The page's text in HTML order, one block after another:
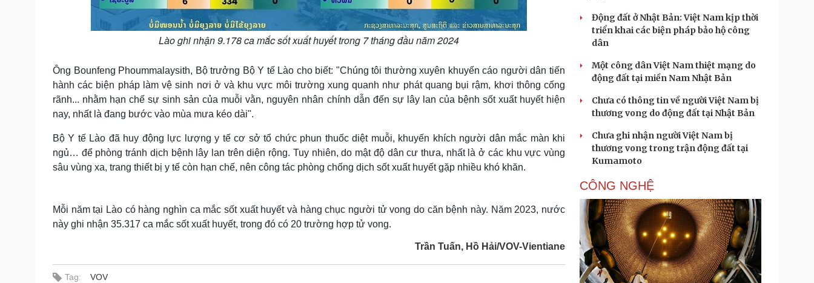
Lào ghi nhận 9.178 ca mắc sốt xuất huyết trong 7 tháng đầu năm 2024
Ông Bounfeng Phoummalaysith, Bộ trưởng Bộ Y tế Lào cho biết: "Chúng tôi thường xuyên khuyến cáo người dân tiến
hành các biện pháp làm vệ sinh nơi ở và khu vực môi trường xung quanh như phát quang bụi rậm, khơi thông cống
rãnh... nhằm hạn chế sự sinh sản của muỗi vằn, nguyên nhân chính dẫn đến sự lây lan của bệnh sốt xuất huyết hiện
nay, nhất là đang bước vào mùa mưa kéo dài".
Bộ Y tế Lào đã huy động lực lượng y tế cơ sở tổ chức phun thuốc diệt muỗi, khuyến khích người dân mắc màn khi
ngủ… để phòng tránh dịch bệnh lây lan trên diện rộng. Tuy nhiên, do mật độ dân cư thưa, nhất là ở các khu vực vùng
sâu vùng xa, trang thiết bị y tế còn hạn chế, nên công tác phòng chống dịch sốt xuất huyết gặp nhiều khó khăn.
Mỗi năm tại Lào có hàng nghìn ca mắc sốt xuất huyết và hàng chục người tử vong do căn bệnh này. Năm 2023, nước
này ghi nhận 35.317 ca mắc sốt xuất huyết, trong đó có 20 trường hợp tử vong.
Trần Tuấn, Hồ Hải/VOV-Vientiane
Tag: VOV
Động đất ở Nhật Bản: Việt Nam kịp thời
triển khai các biện pháp bảo hộ công
dân
Một công dân Việt Nam thiệt mạng do
động đất tại miền Nam Nhật Bản
Chưa có thông tin về người Việt Nam bị
thương vong do động đất tại Nhật Bản
Chưa ghi nhận người Việt Nam bị
thương vong trong trận động đất tại
Kumamoto
CÔNG NGHỆ